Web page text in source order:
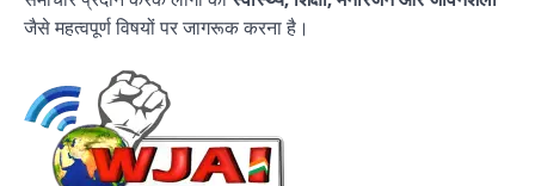
जैसे महत्वपूर्ण विषयों पर जागरूक करना है।